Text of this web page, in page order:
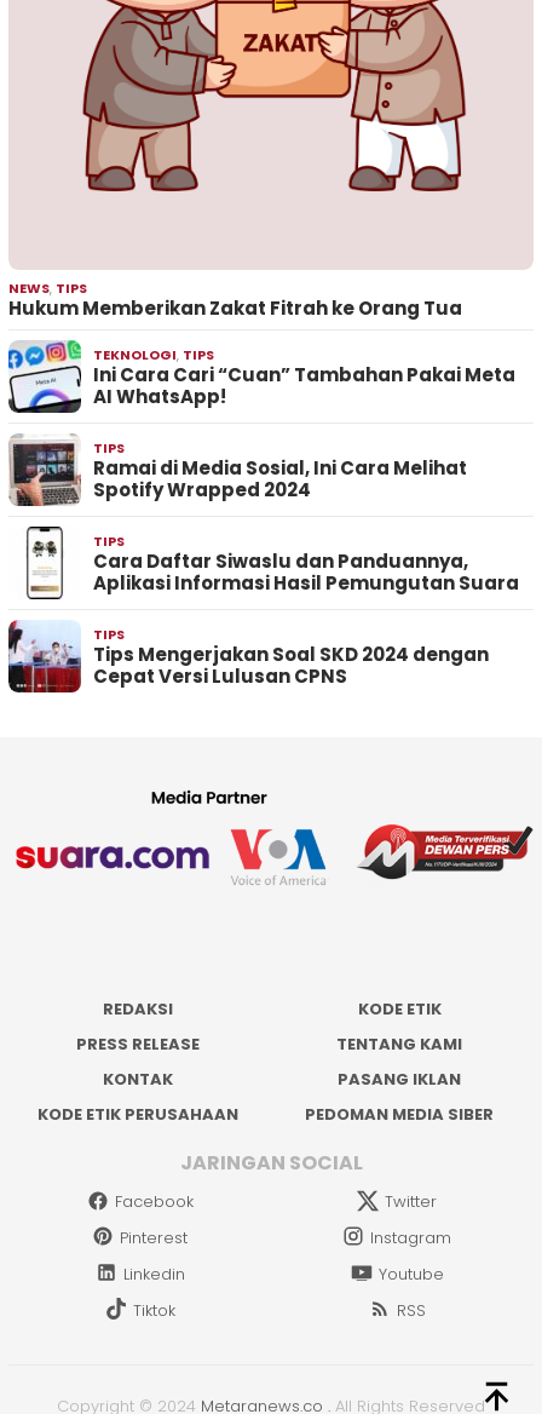
NEWS, TIPS
Hukum Memberikan Zakat Fitrah ke Orang Tua
TEKNOLOGI, TIPS
Ini Cara Cari “Cuan” Tambahan Pakai Meta
AI WhatsApp!
TIPS
Ramai di Media Sosial, Ini Cara Melihat
Spotify Wrapped 2024
TIPS
Cara Daftar Siwaslu dan Panduannya,
Aplikasi Informasi Hasil Pemungutan Suara
TIPS
Tips Mengerjakan Soal SKD 2024 dengan
Cepat Versi Lulusan CPNS
REDAKSI
KODE ETIK
PRESS RELEASE
TENTANG KAMI
KONTAK
PASANG IKLAN
KODE ETIK PERUSAHAAN
PEDOMAN MEDIA SIBER
JARINGAN SOCIAL
Facebook
Twitter
Pinterest
Instagram
Linkedin
Youtube
Tiktok
RSS
Copyright © 2024 Metaranews.co . All Rights Reserved